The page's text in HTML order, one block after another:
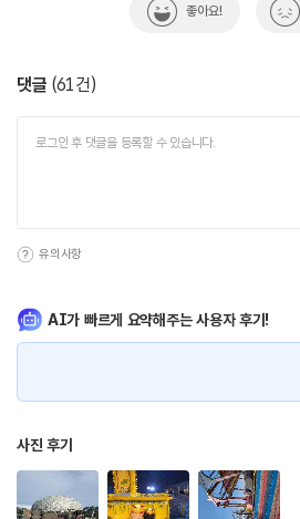
좋아요!
댓글 (61건)
유의사항
AI가 빠르게 요약해주는 사용자 후기!
사진 후기